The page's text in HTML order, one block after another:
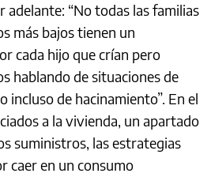
adelante: “No todas las familias
más bajos tienen un
cada hijo que crían pero
hablando de situaciones de
incluso de hacinamiento”. En el
a la vivienda, un apartado
suministros, las estrategias
caer en un consumo